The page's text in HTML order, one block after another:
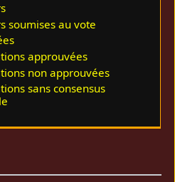
soumises au vote
approuvées
non approuvées
sans consensus